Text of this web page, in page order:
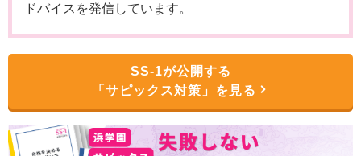
ドバイスを発信しています。
SS-1が公開する
「サピックス対策」を見る